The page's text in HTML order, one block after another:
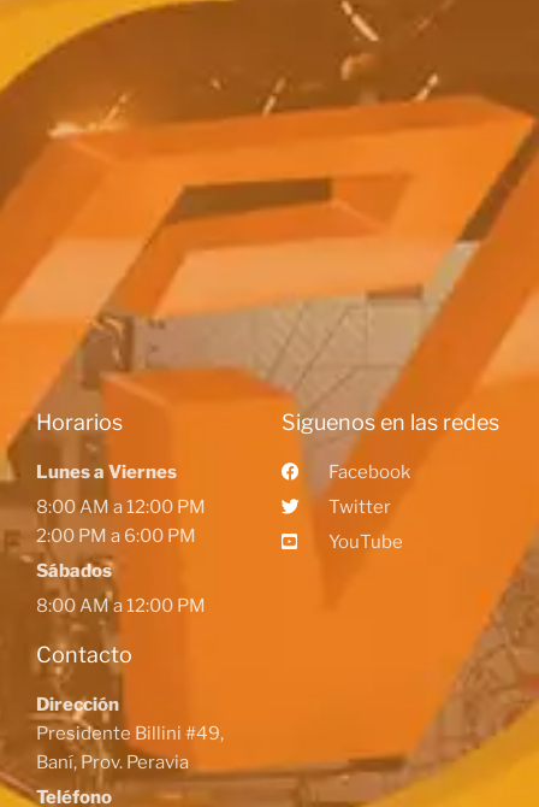
Horarios
Lunes a Viernes
8:00 AM a 12:00 PM
2:00 PM a 6:00 PM
Sábados
8:00 AM a 12:00 PM
Contacto
Dirección
Presidente Billini #49,
Baní, Prov. Peravia
Teléfono
Siguenos en las redes
Facebook
Twitter
YouTube